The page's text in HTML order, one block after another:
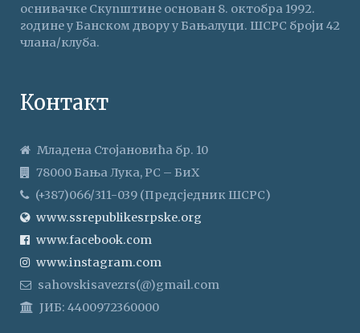
оснивачке Скупштине основан 8. октобра 1992.
године у Банском двору у Бањалуци. ШСРС броји 42
члана/клуба.
Контакт
Младена Стојановића бр. 10
78000 Бања Лука, РС – БиХ
(+387)066/311-039 (Предсједник ШСРС)
www.ssrepublikesrpske.org
www.facebook.com
www.instagram.com
sahovskisavezrs(@)gmail.com
ЈИБ: 4400972360000